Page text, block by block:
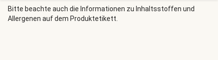
Küche zu bringen. Lass es Dir schmecken!
Bitte beachte auch die Informationen zu Inhaltsstoffen und
Allergenen auf dem Produktetikett.